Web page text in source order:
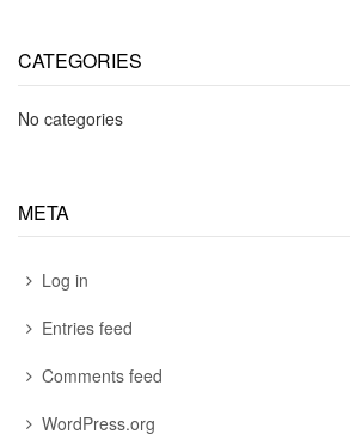
CATEGORIES
No categories
META
Log in
Entries feed
Comments feed
WordPress.org